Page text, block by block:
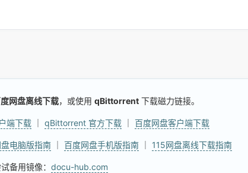
网盘离线下载，或使用 qBittorrent 下载磁力链接。
端下载 qBittorrent 官方下载 百度网盘客户端下载
电脑版指南 百度网盘手机版指南 115网盘离线下载指南
备用镜像： docu-hub.com